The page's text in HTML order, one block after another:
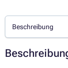
Beschreibung